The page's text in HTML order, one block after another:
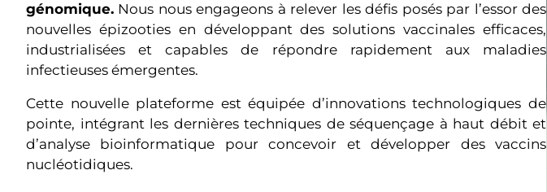
génomique. Nous nous engageons à relever les défis posés par l’essor des
nouvelles épizooties en développant des solutions vaccinales efficaces,
industrialisées et capables de répondre rapidement aux maladies
infectieuses émergentes.
Cette nouvelle plateforme est équipée d’innovations technologiques de
pointe, intégrant les dernières techniques de séquençage à haut débit et
d’analyse bioinformatique pour concevoir et développer des vaccins
nucléotidiques.